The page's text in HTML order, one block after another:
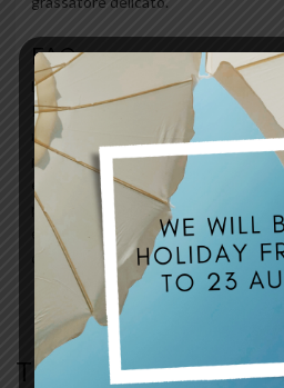
FAQ
L’installazione di una Seat Cover
Il livello di difficoltà è considerato
necessario tensionare
precisione alla scocca utilizzando
esperienza in lavori di tappezzeria,
professionista. Ricordiamo che la
esclusivamente il rivestimento, non
della sella.
TI POTREBBE